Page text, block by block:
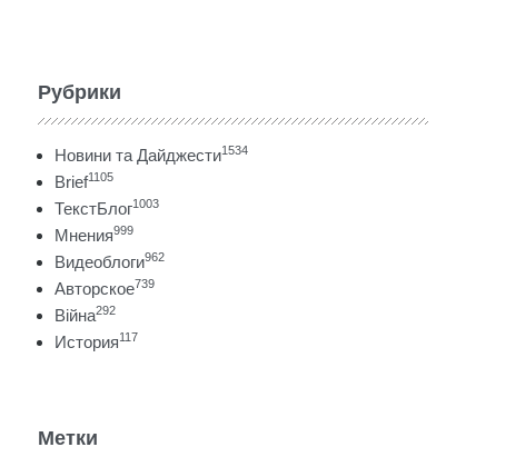
Рубрики
Новини та Дайджести1534
Brief1105
ТекстБлог1003
Мнения999
Видеоблоги962
Авторское739
Війна292
История117
Метки